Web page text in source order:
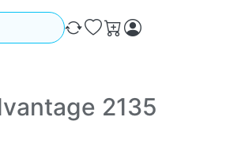
xuất hiện khi bạn nhập. Nhấn phím
So sánh
Ưa thích
Giỏ hàng
2135